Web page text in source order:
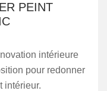
PEINT
intérieure
pour redonner
intérieur.